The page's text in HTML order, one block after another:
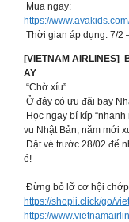
Mua ngay:
https://
Thời gian áp dụng: 7/2
[VIETNAM AIRLINES]
AY
“Chờ xíu”
Ở đây có ưu đãi bay
Học ngay bí kíp
vu Nhật Bản, năm mới
Đặt vé trước 28/02 để
é!
Đừng bỏ lỡ cơ hội
https://shopii.click/go/
https://